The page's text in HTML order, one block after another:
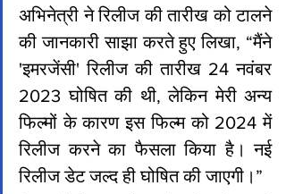
अभिनेत्री ने रिलीज की तारीख को टालने
की जानकारी साझा करते हुए लिखा, “मैंने
'इमरजेंसी' रिलीज की तारीख 24 नवंबर
2023 घोषित की थी, लेकिन मेरी अन्य
फिल्मों के कारण इस फिल्म को 2024 में
रिलीज करने का फैसला किया है। नई
रिलीज डेट जल्द ही घोषित की जाएगी।”